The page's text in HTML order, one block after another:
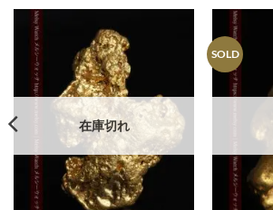
在庫切れ
SOLD